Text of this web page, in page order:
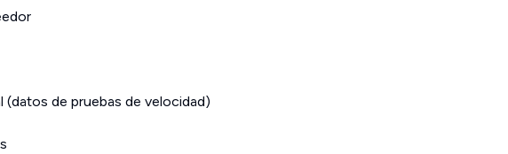
(datos de pruebas de velocidad)